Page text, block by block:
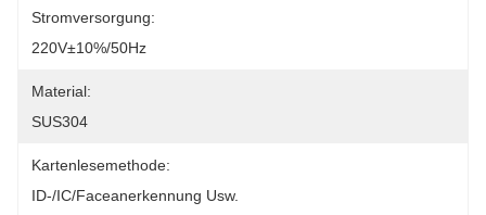
Stromversorgung:
220V±10%/50Hz
Material:
SUS304
Kartenlesemethode:
ID-/IC/Faceanerkennung Usw.